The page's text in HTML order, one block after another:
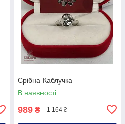
Срібна Каблучка
В наявності
989 ₴ 1 164 ₴